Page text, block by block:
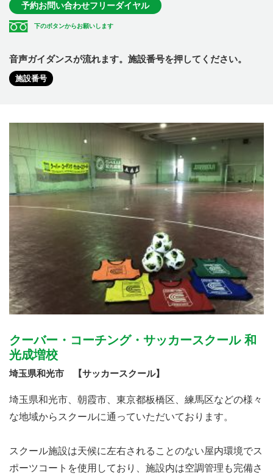
予約お問い合わせフリーダイヤル
下のボタンからお願いします
音声ガイダンスが流れます。施設番号を押してください。
施設番号
クーバー・コーチング・サッカースクール 和
光成増校
埼玉県和光市 【サッカースクール】
埼玉県和光市、朝霞市、東京都板橋区、練馬区などの様々
な地域からスクールに通っていただいております。
スクール施設は天候に左右されることのない屋内環境でス
ポーツコートを使用しており、施設内は空調管理も完備さ